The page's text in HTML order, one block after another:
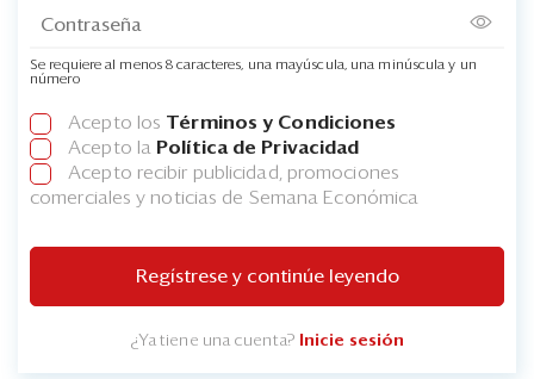
Se requiere al menos 8 caracteres, una mayúscula, una minúscula y un
número
Acepto los Términos y Condiciones
Acepto la Política de Privacidad
Acepto recibir publicidad, promociones
comerciales y noticias de Semana Económica
Regístrese y continúe leyendo
¿Ya tiene una cuenta? Inicie sesión